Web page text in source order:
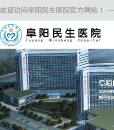
欢迎访问阜阳民生医院官方网站！